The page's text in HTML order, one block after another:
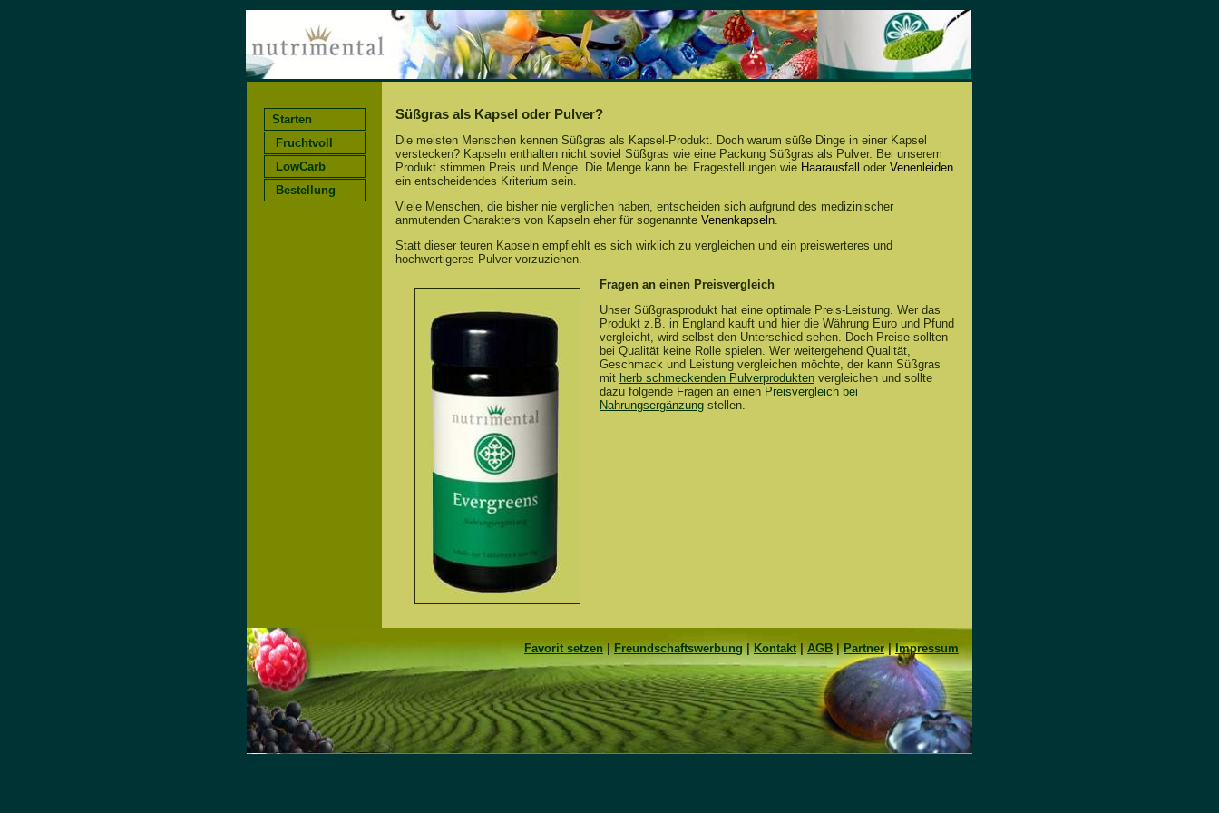
Starten
Fruchtvoll
LowCarb
Bestellung
Süßgras als Kapsel oder Pulver?
Die meisten Menschen kennen Süßgras als Kapsel-Produkt. Doch warum süße Dinge in einer Kapsel
verstecken? Kapseln enthalten nicht soviel Süßgras wie eine Packung Süßgras als Pulver. Bei unserem
Produkt stimmen Preis und Menge. Die Menge kann bei Fragestellungen wie Haarausfall oder Venenleiden
ein entscheidendes Kriterium sein.
Viele Menschen, die bisher nie verglichen haben, entscheiden sich aufgrund des medizinischer
anmutenden Charakters von Kapseln eher für sogenannte Venenkapseln.
Statt dieser teuren Kapseln empfiehlt es sich wirklich zu vergleichen und ein preiswerteres und
hochwertigeres Pulver vorzuziehen.
Fragen an einen Preisvergleich
Unser Süßgrasprodukt hat eine optimale Preis-Leistung. Wer das
Produkt z.B. in England kauft und hier die Währung Euro und Pfund
vergleicht, wird selbst den Unterschied sehen. Doch Preise sollten
bei Qualität keine Rolle spielen. Wer weitergehend Qualität,
Geschmack und Leistung vergleichen möchte, der kann Süßgras
mit herb schmeckenden Pulverprodukten vergleichen und sollte
dazu folgende Fragen an einen Preisvergleich bei
Nahrungsergänzung stellen.
Favorit setzen|Freundschaftswerbung|Kontakt|AGB|Partner|Impressum